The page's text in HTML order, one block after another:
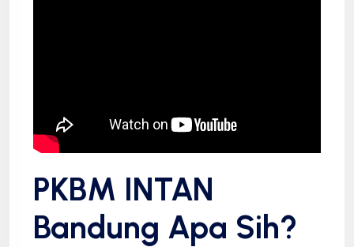
PKBM INTAN
Bandung Apa Sih?